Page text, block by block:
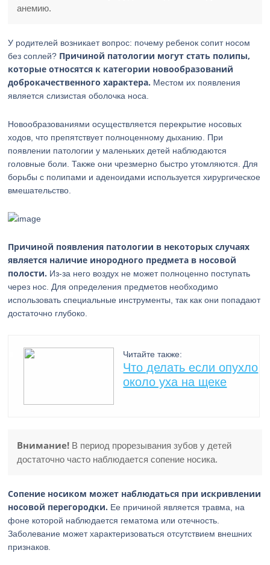
анемию.
У родителей возникает вопрос: почему ребенок сопит носом
без соплей? Причиной патологии могут стать полипы,
которые относятся к категории новообразований
доброкачественного характера. Местом их появления
является слизистая оболочка носа.
Новообразованиями осуществляется перекрытие носовых
ходов, что препятствует полноценному дыханию. При
появлении патологии у маленьких детей наблюдаются
головные боли. Также они чрезмерно быстро утомляются. Для
борьбы с полипами и аденоидами используется хирургическое
вмешательство.
Причиной появления патологии в некоторых случаях
является наличие инородного предмета в носовой
полости. Из-за него воздух не может полноценно поступать
через нос. Для определения предметов необходимо
использовать специальные инструменты, так как они попадают
достаточно глубоко.
Читайте также:
Что делать если опухло
около уха на щеке
Внимание! В период прорезывания зубов у детей
достаточно часто наблюдается сопение носика.
Сопение носиком может наблюдаться при искривлении
носовой перегородки. Ее причиной является травма, на
фоне которой наблюдается гематома или отечность.
Заболевание может характеризоваться отсутствием внешних
признаков.